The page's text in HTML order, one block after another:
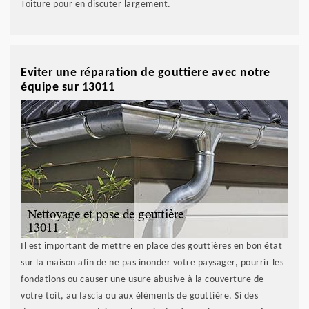
Toiture pour en discuter largement.
Eviter une réparation de gouttiere avec notre
équipe sur 13011
Il est important de mettre en place des gouttières en bon état
sur la maison afin de ne pas inonder votre paysager, pourrir les
fondations ou causer une usure abusive à la couverture de
votre toit, au fascia ou aux éléments de gouttière. Si des